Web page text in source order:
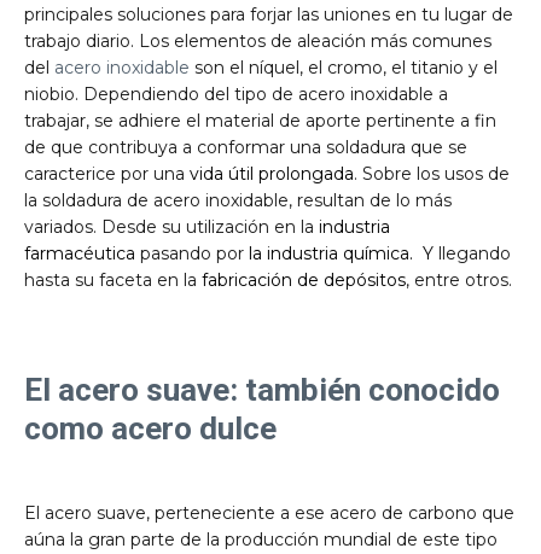
principales soluciones para forjar las uniones en tu lugar de
trabajo diario. Los elementos de aleación más comunes
del acero inoxidable son el níquel, el cromo, el titanio y el
niobio. Dependiendo del tipo de acero inoxidable a
trabajar, se adhiere el material de aporte pertinente a fin
de que contribuya a conformar una soldadura que se
caracterice por una vida útil prolongada. Sobre los usos de
la soldadura de acero inoxidable, resultan de lo más
variados. Desde su utilización en la industria
farmacéutica pasando por la industria química. Y llegando
hasta su faceta en la fabricación de depósitos, entre otros.
El acero suave: también conocido
como acero dulce
El acero suave, perteneciente a ese acero de carbono que
aúna la gran parte de la producción mundial de este tipo